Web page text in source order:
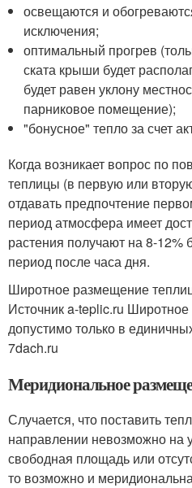
освещаются и
исключения;
оптимальный прогрев
ската крыши будет
будет равен уклону
парниковое помещение);
"бонусное" тепло за счет
Когда возникает вопрос по
теплицы (в первую или
отдавать предпочтение
период атмосфера имеет
растения получают на 8-12%
период после часа дня.
Широтное размещение
Источник a-teplic.ru Широтное
допустимо только в
7dach.ru
Меридиональное
Случается, что поставить
направлении невозможно на
свободная площадь или
то возможно и